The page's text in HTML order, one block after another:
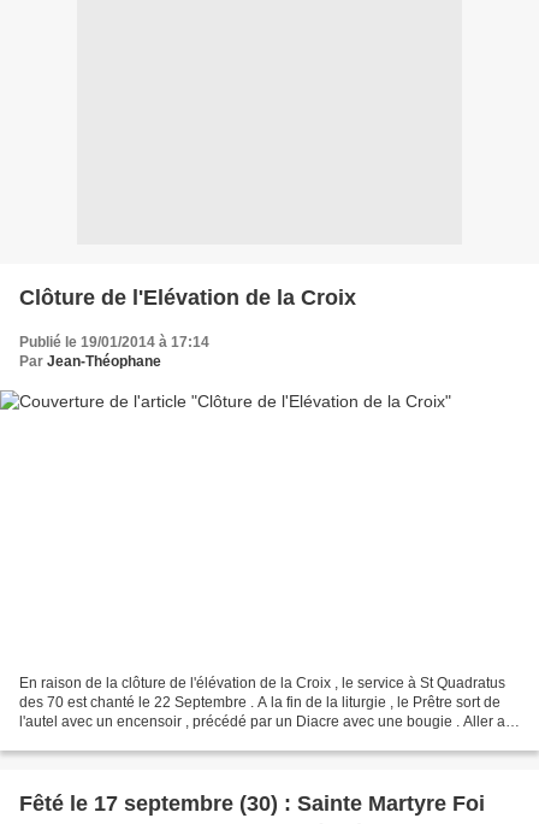
Clôture de l'Elévation de la Croix
Publié le 19/01/2014 à 17:14
Par Jean-Théophane
En raison de la clôture de l'élévation de la Croix , le service à St Quadratus
des 70 est chanté le 22 Septembre . A la fin de la liturgie , le Prêtre sort de
l'autel avec un encensoir , précédé par un Diacre avec une bougie . Aller au
Fêté le 17 septembre (30) : Sainte Martyre Foi